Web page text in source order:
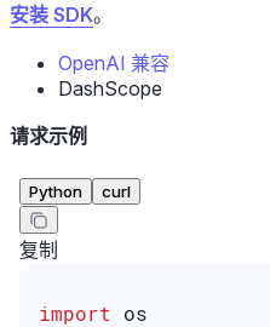
安装 SDK。
OpenAI 兼容
DashScope
请求示例
Python curl
复制
import os